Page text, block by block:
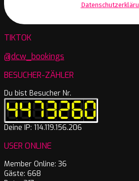
TIKTOK
@dcw_bookings
BESUCHER-ZÄHLER
Du bist Besucher Nr.
Deine IP: 114.119.156.206
USER ONLINE
Member Online: 36
Gäste: 668